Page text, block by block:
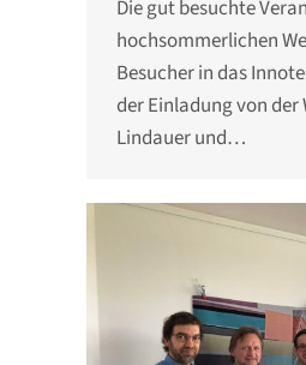
Die gut besuchte
hochsommerlichen
Besucher in das
der Einladung von der
Lindauer und…